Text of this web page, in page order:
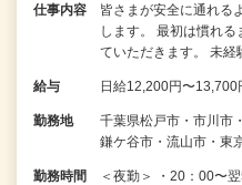
仕事内容
皆さまが安全に通れる
します。 最初は慣れ
ていただきます。 未経
給与 日給12,200円〜13,700
勤務地
千葉県松戸市・市川市
鎌ケ谷市・流山市・東
勤務時間
＜夜勤＞ ・20：00〜